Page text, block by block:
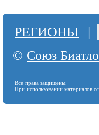
РЕГИОНЫ |
© Союз
Все права защищены.
При использовании материалов